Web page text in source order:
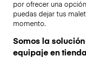
por ofrecer una
puedas dejar tus
momento.
Somos la
equipaje en